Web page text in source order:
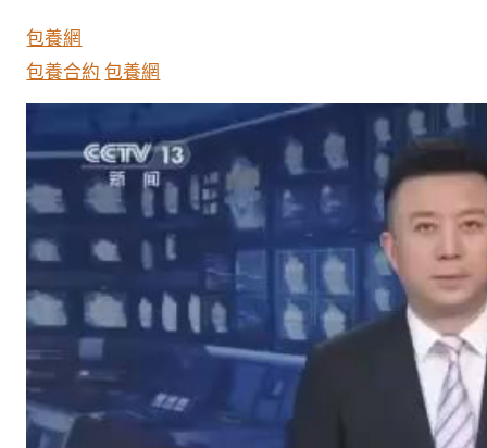
好
步
｜
推
進
新
時
期
遼
寧
周
包養網
包養合約 包養網